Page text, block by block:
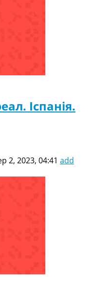
Іспанія.
2, 2023, 04:41 add